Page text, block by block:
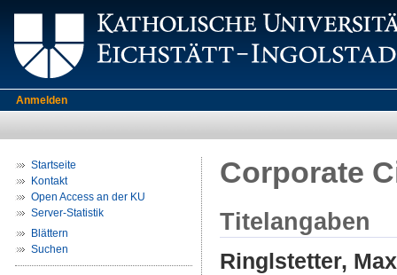
Anmelden
Startseite
Kontakt
Open Access an der KU
Server-Statistik
Blättern
Suchen
Corporate
Titelangaben
Ringlstetter, Max